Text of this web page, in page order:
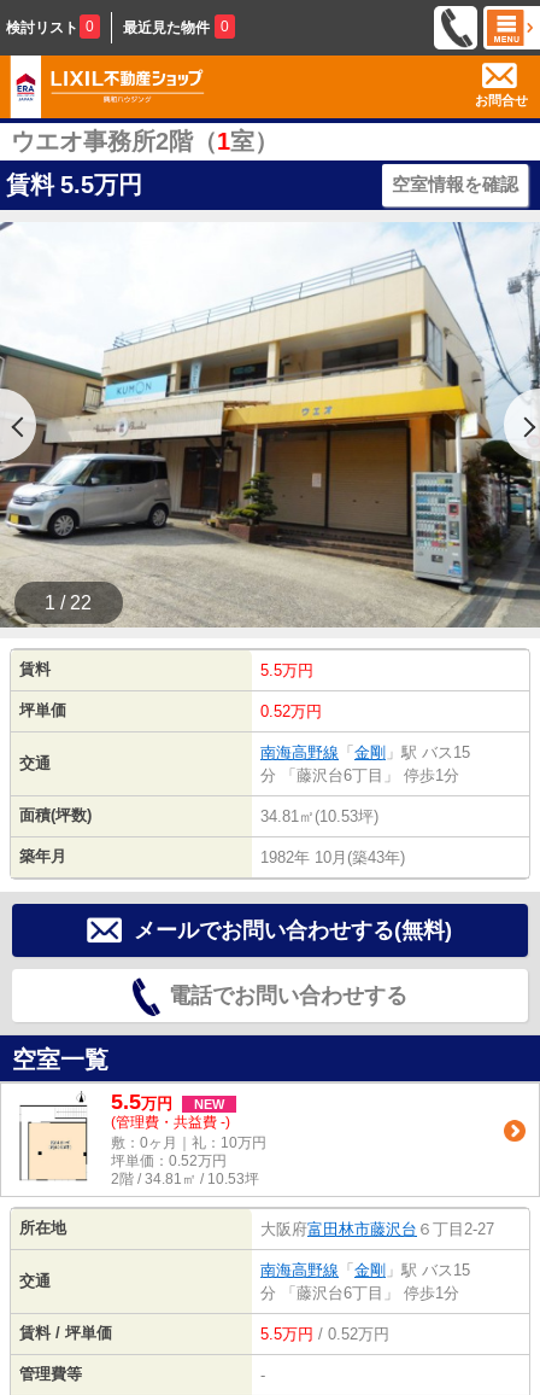
検討リスト 0 最近見た物件 0
お問合せ
ウエオ事務所2階（1室）
賃料 5.5万円 空室情報を確認
1 / 22
賃料 5.5万円
坪単価 0.52万円
交通
南海高野線 「 金剛 」駅 バス15
分 「藤沢台6丁目」 停歩1分
面積(坪数) 34.81㎡(10.53坪)
築年月 1982年 10月(築43年)
メールでお問い合わせする(無料)
電話でお問い合わせする
空室一覧
5.5万円 NEW
(管理費・共益費 -)
敷：0ヶ月｜礼：10万円
坪単価： 0.52万円
2階 / 34.81㎡ / 10.53坪
所在地 大阪府富田林市藤沢台 ６丁目2-27
交通
南海高野線 「 金剛 」駅 バス15
分 「藤沢台6丁目」 停歩1分
賃料 / 坪単価 5.5万円 / 0.52万円
管理費等 -